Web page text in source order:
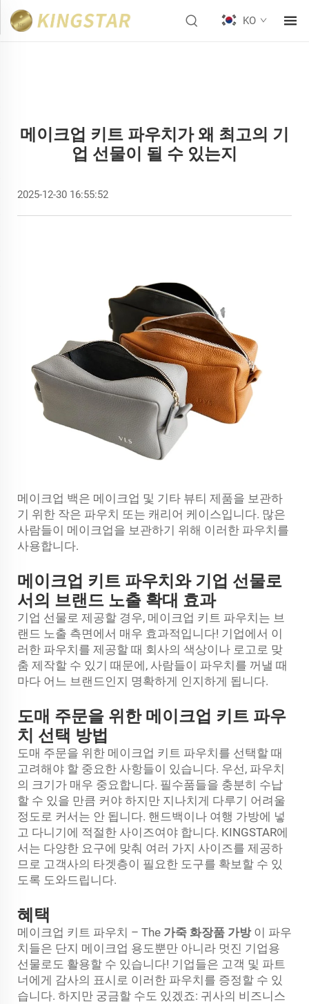
KO
메이크업 키트 파우치가 왜 최고의 기
업 선물이 될 수 있는지
2025-12-30 16:55:52
메이크업 백은 메이크업 및 기타 뷰티 제품을 보관하
기 위한 작은 파우치 또는 캐리어 케이스입니다. 많은
사람들이 메이크업을 보관하기 위해 이러한 파우치를
사용합니다.
메이크업 키트 파우치와 기업 선물로
서의 브랜드 노출 확대 효과
기업 선물로 제공할 경우, 메이크업 키트 파우치는 브
랜드 노출 측면에서 매우 효과적입니다! 기업에서 이
러한 파우치를 제공할 때 회사의 색상이나 로고로 맞
춤 제작할 수 있기 때문에, 사람들이 파우치를 꺼낼 때
마다 어느 브랜드인지 명확하게 인지하게 됩니다.
도매 주문을 위한 메이크업 키트 파우
치 선택 방법
도매 주문을 위한 메이크업 키트 파우치를 선택할 때
고려해야 할 중요한 사항들이 있습니다. 우선, 파우치
의 크기가 매우 중요합니다. 필수품들을 충분히 수납
할 수 있을 만큼 커야 하지만 지나치게 다루기 어려울
정도로 커서는 안 됩니다. 핸드백이나 여행 가방에 넣
고 다니기에 적절한 사이즈여야 합니다. KINGSTAR에
서는 다양한 요구에 맞춰 여러 가지 사이즈를 제공하
므로 고객사의 타겟층이 필요한 도구를 확보할 수 있
도록 도와드립니다.
혜택
메이크업 키트 파우치 – The 가죽 화장품 가방 이 파우
치들은 단지 메이크업 용도뿐만 아니라 멋진 기업용
선물로도 활용할 수 있습니다! 기업들은 고객 및 파트
너에게 감사의 표시로 이러한 파우치를 증정할 수 있
습니다. 하지만 궁금할 수도 있겠죠: 귀사의 비즈니스